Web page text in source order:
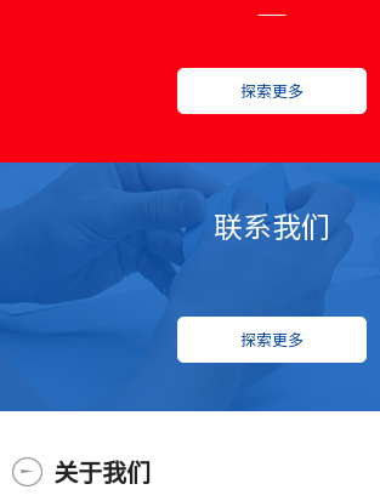
探索更多
联系我们
探索更多
关于我们